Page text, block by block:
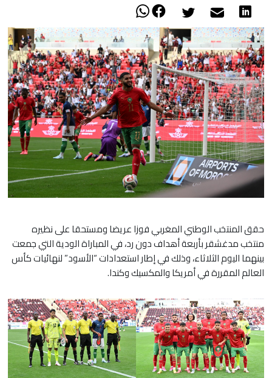
​حقق المنتخب الوطني المغربي فوزا عريضا ومستحقا على نظيره
منتخب مدغشقر بأربعة أهداف دون رد، في المباراة الودية التي جمعت
بينهما اليوم الثلاثاء، وذلك في إطار استعدادات “الأسود” لنهائيات كأس
العالم المقررة في أمريكا والمكسيك وكندا.